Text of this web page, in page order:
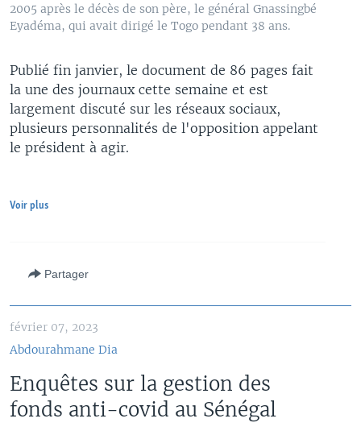
2005 après le décès de son père, le général Gnassingbé
Eyadéma, qui avait dirigé le Togo pendant 38 ans.
Publié fin janvier, le document de 86 pages fait
la une des journaux cette semaine et est
largement discuté sur les réseaux sociaux,
plusieurs personnalités de l'opposition appelant
le président à agir.
Voir plus
Partager
février 07, 2023
Abdourahmane Dia
Enquêtes sur la gestion des
fonds anti-covid au Sénégal